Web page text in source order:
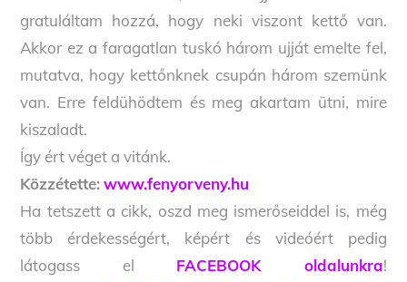
gratuláltam hozzá, hogy neki viszont kettő van.
Akkor ez a faragatlan tuskó három ujját emelte fel,
mutatva, hogy kettőnknek csupán három szemünk
van. Erre feldühödtem és meg akartam ütni, mire
kiszaladt.
Így ért véget a vitánk.
Közzétette: www.fenyorveny.hu
Ha tetszett a cikk, oszd meg ismerőseiddel is, még
több érdekességért, képért és videóért pedig
látogass el FACEBOOK oldalunkra!